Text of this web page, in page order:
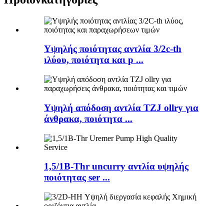
Υψηλής ποιότητας αντλία 3/2c-th
ιλύου, ποιότητα και p ...
Υψηλή απόδοση αντλία TZJ ollry για
άνθρακα, ποιότητα ...
1,5/1B-Thr uncurry αντλία υψηλής
ποιότητας ser ...